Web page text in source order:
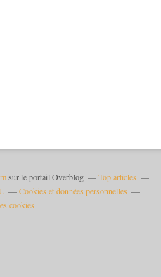
sur le portail Overblog
Top articles
Cookies et données personnelles
cookies